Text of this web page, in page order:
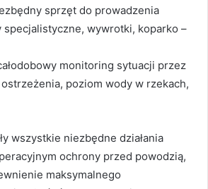
sprzęt do prowadzenia
specjalistyczne, wywrotki, koparko –
monitoring sytuacji przez
poziom wody w rzekach,
wszystkie niezbędne działania
ochrony przed powodzią,
maksymalnego